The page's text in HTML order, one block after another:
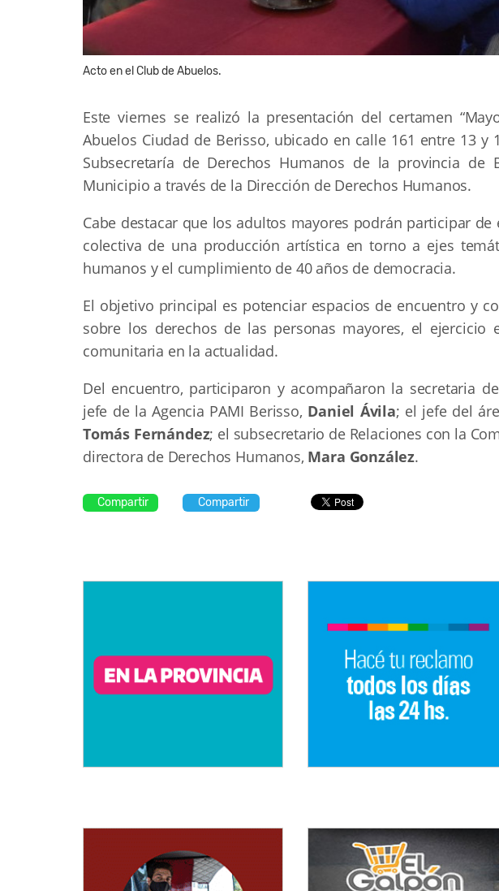
Acto en el Club de Abuelos.
Este viernes se realizó la presentación del certamen
Abuelos Ciudad de Berisso, ubicado en calle 161 entre 13
Subsecretaría de Derechos Humanos de la provincia de
Municipio a través de la Dirección de Derechos Humanos.
Cabe destacar que los adultos mayores podrán participar
colectiva de una producción artística en torno a ejes
humanos y el cumplimiento de 40 años de democracia.
El objetivo principal es potenciar espacios de encuentro y
sobre los derechos de las personas mayores, el ejercicio
comunitaria en la actualidad.
Del encuentro, participaron y acompañaron la secretaria
jefe de la Agencia PAMI Berisso, Daniel Ávila; el jefe del
Tomás Fernández; el subsecretario de Relaciones con la
directora de Derechos Humanos, Mara González.
Compartir Compartir